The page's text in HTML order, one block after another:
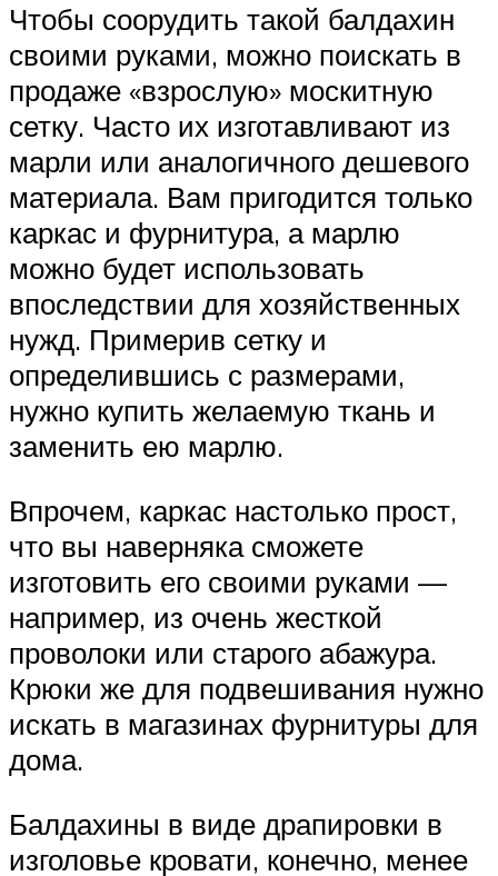
Чтобы соорудить такой балдахин
своими руками, можно поискать в
продаже «взрослую» москитную
сетку. Часто их изготавливают из
марли или аналогичного дешевого
материала. Вам пригодится только
каркас и фурнитура, а марлю
можно будет использовать
впоследствии для хозяйственных
нужд. Примерив сетку и
определившись с размерами,
нужно купить желаемую ткань и
заменить ею марлю.
Впрочем, каркас настолько прост,
что вы наверняка сможете
изготовить его своими руками —
например, из очень жесткой
проволоки или старого абажура.
Крюки же для подвешивания нужно
искать в магазинах фурнитуры для
дома.
Балдахины в виде драпировки в
изголовье кровати, конечно, менее